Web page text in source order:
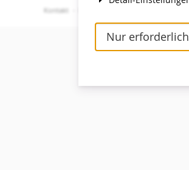
Kontakt
Nur